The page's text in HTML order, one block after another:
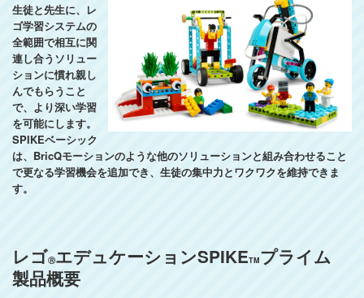
生徒と先生に、レ
ゴ学習システムの
全範囲で相互に関
連し合うソリュー
ションに慣れ親し
んでもらうこと
で、より深い学習
を可能にします。
SPIKEベーシック
は、BricQモーションのような他のソリューションと組み合わせること
で更なる学習機会を追加でき、生徒の集中力とワクワクを維持できま
す。
レゴⓇエデュケーションSPIKETMプライム
製品概要